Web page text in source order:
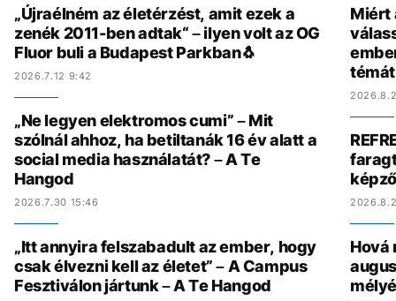
„Újraélném az életérzést, amit ezek a
zenék 2011-ben adtak“ – ilyen volt az OG
Fluor buli a Budapest Parkban🐧
2026.7.12 9:42
„Ne legyen elektromos cumi” – Mit
szólnál ahhoz, ha betiltanák 16 év alatt a
social media használatát? – A Te
Hangod
2026.7.30 15:46
„Itt annyira felszabadult az ember, hogy
csak élvezni kell az életet” – A Campus
Fesztiválon jártunk – A Te Hangod
Miért
témát
Hová